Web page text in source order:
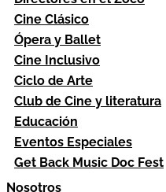
Cine Clásico
Ópera y Ballet
Cine Inclusivo
Ciclo de Arte
Club de Cine y literatura
Educación
Eventos Especiales
Get Back Music Doc Fest
Nosotros